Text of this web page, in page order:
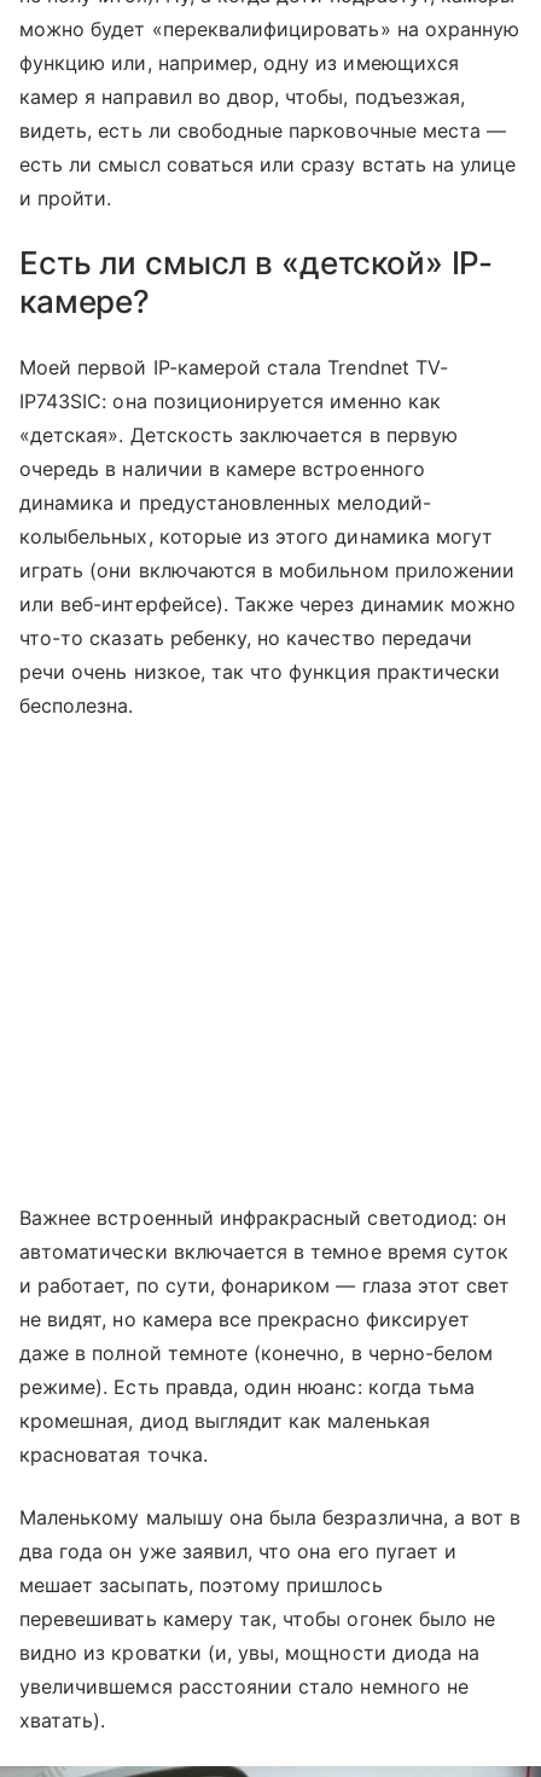
можно будет «переквалифицировать» на охранную
функцию или, например, одну из имеющихся
камер я направил во двор, чтобы, подъезжая,
видеть, есть ли свободные парковочные места —
есть ли смысл соваться или сразу встать на улице
и пройти.
Есть ли смысл в «детской» IP-
камере?
Моей первой IP-камерой стала Trendnet TV-
IP743SIC: она позиционируется именно как
«детская». Детскость заключается в первую
очередь в наличии в камере встроенного
динамика и предустановленных мелодий-
колыбельных, которые из этого динамика могут
играть (они включаются в мобильном приложении
или веб-интерфейсе). Также через динамик можно
что-то сказать ребенку, но качество передачи
речи очень низкое, так что функция практически
бесполезна.
Важнее встроенный инфракрасный светодиод: он
автоматически включается в темное время суток
и работает, по сути, фонариком — глаза этот свет
не видят, но камера все прекрасно фиксирует
даже в полной темноте (конечно, в черно-белом
режиме). Есть правда, один нюанс: когда тьма
кромешная, диод выглядит как маленькая
красноватая точка.
Маленькому малышу она была безразлична, а вот в
два года он уже заявил, что она его пугает и
мешает засыпать, поэтому пришлось
перевешивать камеру так, чтобы огонек было не
видно из кроватки (и, увы, мощности диода на
увеличившемся расстоянии стало немного не
хватать).